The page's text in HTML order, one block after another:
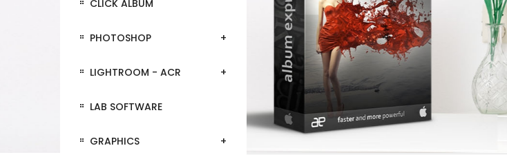
CLICK ALBUM
PHOTOSHOP
LIGHTROOM - ACR
LAB SOFTWARE
GRAPHICS